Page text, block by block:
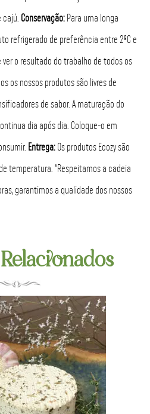
cajú. Conservação:Para uma longa
refrigerado de preferência entre 2ºC e
ver o resultado do trabalho de todos os
os nossos produtos são livres de
de sabor. A maturação do
dia após dia. Coloque-o em
Entrega:Os produtos Ecozy são
temperatura. “Respeitamos a cadeia
garantimos a qualidade dos nossos